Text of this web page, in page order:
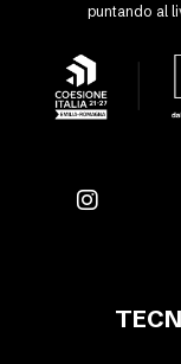
puntando al